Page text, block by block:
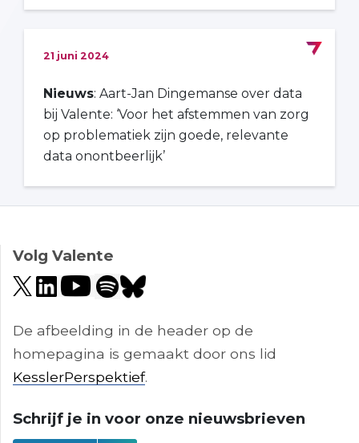
21 juni 2024
Nieuws: Aart-Jan Dingemanse over data
bij Valente: ‘Voor het afstemmen van zorg
op problematiek zijn goede, relevante
data onontbeerlijk’
Volg Valente
De afbeelding in de header op de
homepagina is gemaakt door ons lid
KesslerPerspektief.
Schrijf je in voor onze nieuwsbrieven